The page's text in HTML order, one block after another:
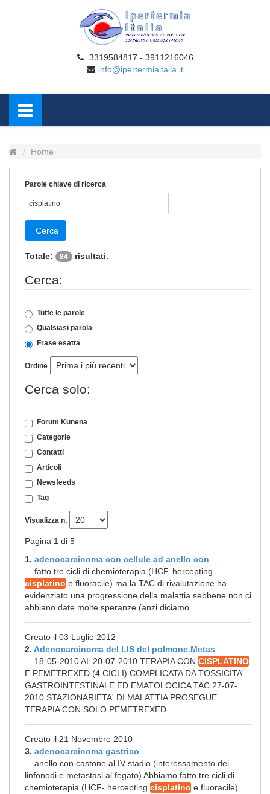
3319584817 - 3911216046
info@ipertermiaitalia.it
Home
Parole chiave di ricerca
Cerca
Totale: 84 risultati.
Cerca:
Tutte le parole
Qualsiasi parola
Frase esatta
Ordine
Cerca solo:
Forum Kunena
Categorie
Contatti
Articoli
Newsfeeds
Tag
Visualizza n.
Pagina 1 di 5
1. adenocarcinoma con cellule ad anello con
... fatto tre cicli di chemioterapia (HCF, hercepting
cisplatino e fluoracile) ma la TAC di rivalutazione ha
evidenziato una progressione della malattia sebbene non ci
abbiano date molte speranze (anzi diciamo ...
Creato il 03 Luglio 2012
2. Adenocarcinoma del LIS del polmone.Metas
... 18-05-2010 AL 20-07-2010 TERAPIA CON CISPLATINO
E PEMETREXED (4 CICLI) COMPLICATA DA TOSSICITA'
GASTROINTESTINALE ED EMATOLOCICA TAC 27-07-
2010 STAZIONARIETA' DI MALATTIA PROSEGUE
TERAPIA CON SOLO PEMETREXED ...
Creato il 21 Novembre 2010
3. adenocarcinoma gastrico
... anello con castone al IV stadio (interessamento dei
linfonodi e metastasi al fegato) Abbiamo fatto tre cicli di
chemioterapia (HCF- hercepting cisplatino e fluoracile)